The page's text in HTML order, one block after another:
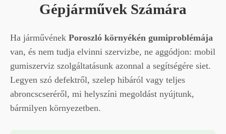
Gépjárművek Számára
Ha járművének Poroszló környékén gumiproblémája
van, és nem tudja elvinni szervizbe, ne aggódjon: mobil
gumiszerviz szolgáltatásunk azonnal a segítségére siet.
Legyen szó defektről, szelep hibáról vagy teljes
abroncscseréről, mi helyszíni megoldást nyújtunk,
bármilyen környezetben.